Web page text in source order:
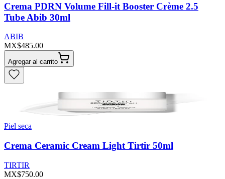
Crema PDRN Volume Fill-it Booster Crème 2.5
Tube Abib 30ml
ABIB
MX$485.00
Agregar al carrito
Piel seca
Crema Ceramic Cream Light Tirtir 50ml
TIRTIR
MX$750.00